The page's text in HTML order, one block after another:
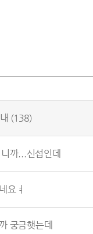
(138)
까...신섭인데
요ㅕ
궁금햇는데